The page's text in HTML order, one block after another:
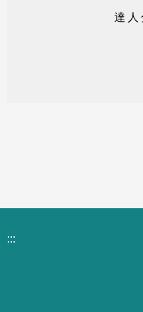
達 人
:::